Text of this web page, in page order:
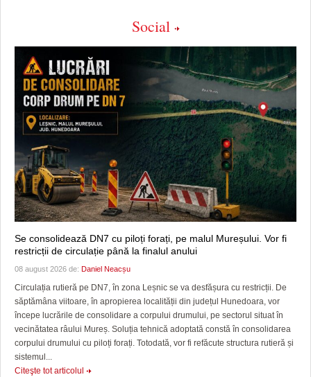
Social
Se consolidează DN7 cu piloți forați, pe malul Mureșului. Vor fi
restricții de circulație până la finalul anului
08 august 2026 de: Daniel Neacșu
Circulația rutieră pe DN7, în zona Leșnic se va desfășura cu restricții. De
săptămâna viitoare, în apropierea localității din județul Hunedoara, vor
începe lucrările de consolidare a corpului drumului, pe sectorul situat în
vecinătatea râului Mureș. Soluția tehnică adoptată constă în consolidarea
corpului drumului cu piloți forați. Totodată, vor fi refăcute structura rutieră și
sistemul...
Citeşte tot articolul